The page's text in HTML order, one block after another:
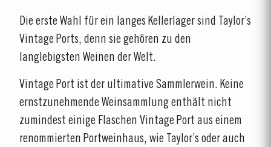
Die erste Wahl für ein langes Kellerlager sind Taylor’s
Vintage Ports, denn sie gehören zu den
langlebigsten Weinen der Welt.
Vintage Port ist der ultimative Sammlerwein. Keine
ernstzunehmende Weinsammlung enthält nicht
zumindest einige Flaschen Vintage Port aus einem
renommierten Portweinhaus, wie Taylor’s oder auch